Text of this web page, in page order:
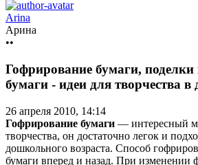
Arina
Арина
••
Гофрирование бумаги, поделки
бумаги - идеи для творчества в
26 апреля 2010, 14:14
Гофрирование бумаги — интересный
творчества, он достаточно легок и
дошкольного возраста. Способ
бумаги вперед и назад. При изменении